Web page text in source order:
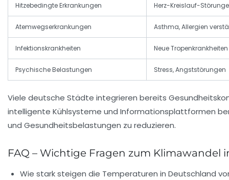
Hitzebedingte Erkrankungen Herz-Kreislauf-
Atemwegserkrankungen Asthma, Allergien
Infektionskrankheiten Neue Tropenkrankheiten
Psychische Belastungen Stress, Angststörungen
Viele deutsche Städte integrieren bereits
intelligente Kühlsysteme und Informationsplattformen
und Gesundheitsbelastungen zu reduzieren.
FAQ – Wichtige Fragen zum Klimawandel
Wie stark steigen die Temperaturen in Deutschland